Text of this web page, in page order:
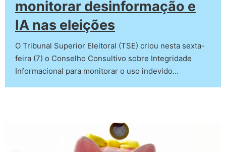
monitorar desinformação e
IA nas eleições
O Tribunal Superior Eleitoral (TSE) criou nesta sexta-
feira (7) o Conselho Consultivo sobre Integridade
Informacional para monitorar o uso indevido…